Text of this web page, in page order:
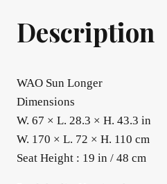
Description
WAO Sun Longer
Dimensions
W. 67 × L. 28.3 × H. 43.3 in
W. 170 × L. 72 × H. 110 cm
Seat Height : 19 in / 48 cm